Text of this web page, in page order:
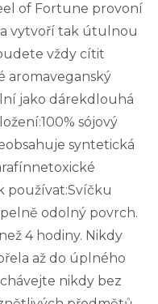
of Fortune provoní
vytvoří tak útulnou
vždy cítit
aromaveganský
jako dárekdlouhá
sójový
syntetická
používat:Svíčku
odolný povrch.
4 hodiny. Nikdy
až do úplného
nikdy bez